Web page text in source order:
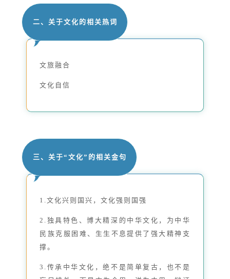
二、关于文化的相关热词
文旅融合
文化自信
三、关于“文化”的相关金句
1.文化兴则国兴，文化强则国强
2.独具特色、博大精深的中华文化，为中华
民族克服困难、生生不息提供了强大精神支
撑。
3.传承中华文化，绝不是简单复古，也不是